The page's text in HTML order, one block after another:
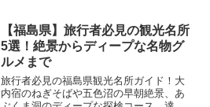
ディープに解説します。
【福島県】旅行者必見の観光名所
5選！絶景からディープな名物グ
ルメまで
旅行者必見の福島県観光名所ガイド！大
内宿のねぎそばや五色沼の早朝絶景、あ